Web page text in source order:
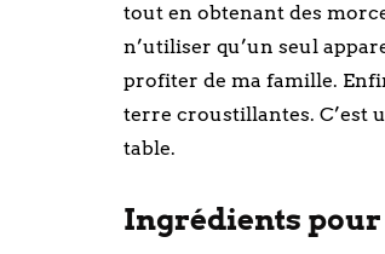
tout en obtenant des
n’utiliser qu’un seul
profiter de ma famille.
terre croustillantes. C’est
table.
Ingrédients